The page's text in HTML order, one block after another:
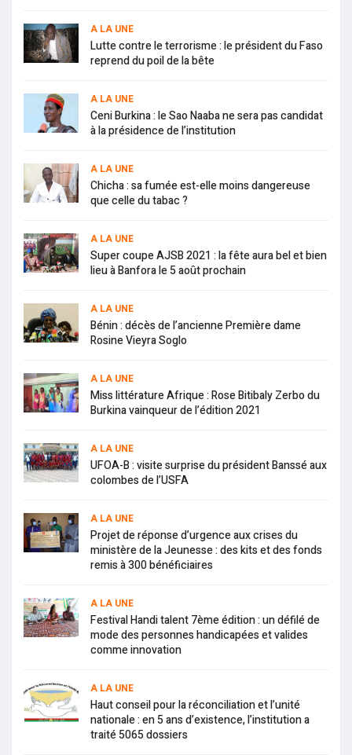
A LA UNE
Lutte contre le terrorisme : le président du Faso
reprend du poil de la bête
A LA UNE
Ceni Burkina : le Sao Naaba ne sera pas candidat
à la présidence de l’institution
A LA UNE
Chicha : sa fumée est-elle moins dangereuse
que celle du tabac ?
A LA UNE
Super coupe AJSB 2021 : la fête aura bel et bien
lieu à Banfora le 5 août prochain
A LA UNE
Bénin : décès de l’ancienne Première dame
Rosine Vieyra Soglo
A LA UNE
Miss littérature Afrique : Rose Bitibaly Zerbo du
Burkina vainqueur de l’édition 2021
A LA UNE
UFOA-B : visite surprise du président Banssé aux
colombes de l’USFA
A LA UNE
Projet de réponse d’urgence aux crises du
ministère de la Jeunesse : des kits et des fonds
remis à 300 bénéficiaires
A LA UNE
Festival Handi talent 7ème édition : un défilé de
mode des personnes handicapées et valides
comme innovation
A LA UNE
Haut conseil pour la réconciliation et l’unité
nationale : en 5 ans d’existence, l’institution a
traité 5065 dossiers